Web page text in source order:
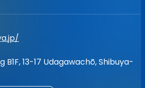
コロナウイルス感染症対策の基本的
ておりますが、
、「マスク着用」に引き続きご協力
B1F, 13-17 Udagawachō, Shibuya-